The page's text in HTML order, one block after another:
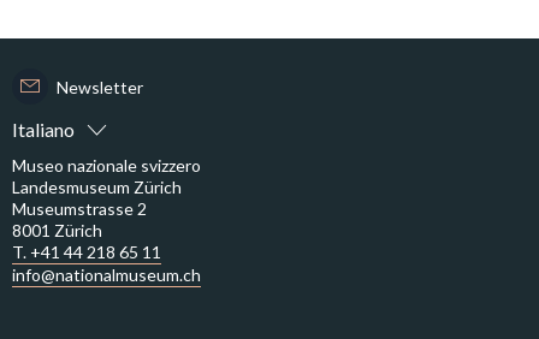
Italiano
Newsletter
Museo nazionale svizzero
Landesmuseum Zürich
Museumstrasse 2
8001 Zürich
T. +41 44 218 65 11
info@nationalmuseum.ch